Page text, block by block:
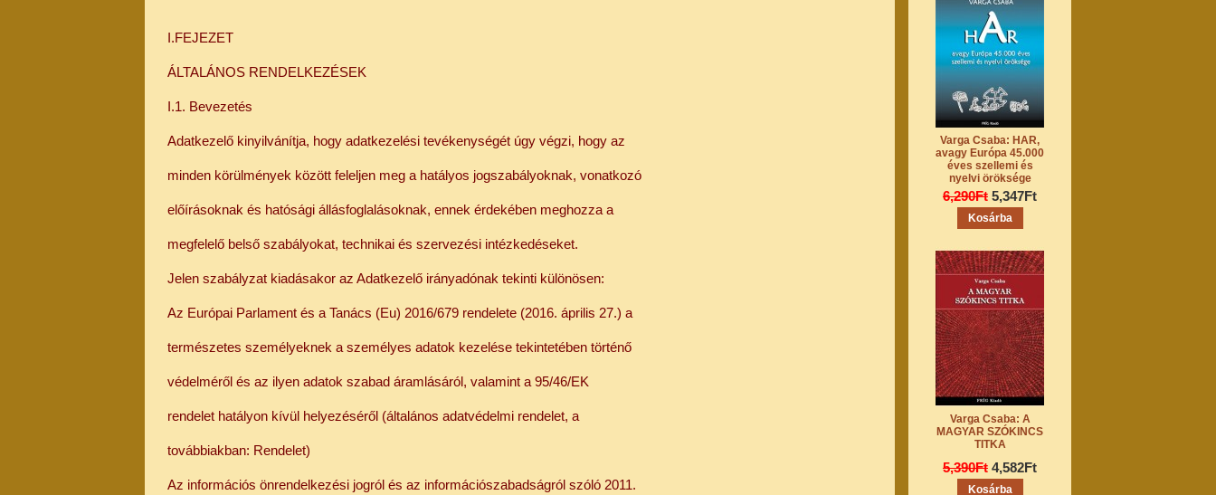
Varga Csaba: HAR,
avagy Európa 45.000
éves szellemi és
nyelvi öröksége
6,290Ft 5,347Ft
Varga Csaba: A
MAGYAR SZÓKINCS
TITKA
5,390Ft 4,582Ft
I.FEJEZET
ÁLTALÁNOS RENDELKEZÉSEK
I.1. Bevezetés
Adatkezelő kinyilvánítja, hogy adatkezelési tevékenységét úgy végzi, hogy az
minden körülmények között feleljen meg a hatályos jogszabályoknak, vonatkozó
előírásoknak és hatósági állásfoglalásoknak, ennek érdekében meghozza a
megfelelő belső szabályokat, technikai és szervezési intézkedéseket.
Jelen szabályzat kiadásakor az Adatkezelő irányadónak tekinti különösen:
Az Európai Parlament és a Tanács (Eu) 2016/679 rendelete (2016. április 27.) a
természetes személyeknek a személyes adatok kezelése tekintetében történő
védelméről és az ilyen adatok szabad áramlásáról, valamint a 95/46/EK
rendelet hatályon kívül helyezéséről (általános adatvédelmi rendelet, a
továbbiakban: Rendelet)
Az információs önrendelkezési jogról és az információszabadságról szóló 2011.